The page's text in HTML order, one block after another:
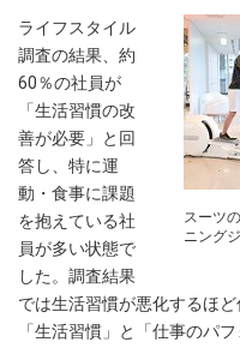
スーツ
ニング
ライフスタイル
調査の結果、約
60％の社員が
「生活習慣の改
善が必要」と回
答し、特に運
動・食事に課題
を抱えている社
員が多い状態で
した。調査結果
では生活習慣が悪化するほ
「生活習慣」と「仕事のパ